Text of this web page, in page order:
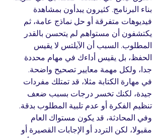
بناء البرنامج. كثيرون يبدأون بمشاهدة
فيديوهات متفرقة أو حل نماذج عامة، ثم
يكتشفون أن مستواهم لم يتحسن بالقدر
المطلوب. السبب أن الآيلتس لا يقيس
الحفظ، بل يقيس أداءك في مهام محددة
جدا، ولكل مهمة معايير تصحيح واضحة.
في مهارة الكتابة مثلا، قد تمتلك مفردات
جيدة، لكنك تخسر درجات بسبب ضعف
تنظيم الفكرة أو عدم تلبية المطلوب بدقة.
وفي المحادثة، قد يكون مستواك العام
مقبولا، لكن التردد أو الإجابات القصيرة أو